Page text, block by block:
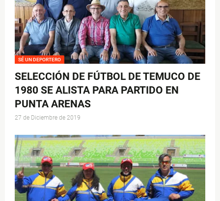
SÉ UN DEPORTERO
SELECCIÓN DE FÚTBOL DE TEMUCO DE
1980 SE ALISTA PARA PARTIDO EN
PUNTA ARENAS
27 de Diciembre de 2019